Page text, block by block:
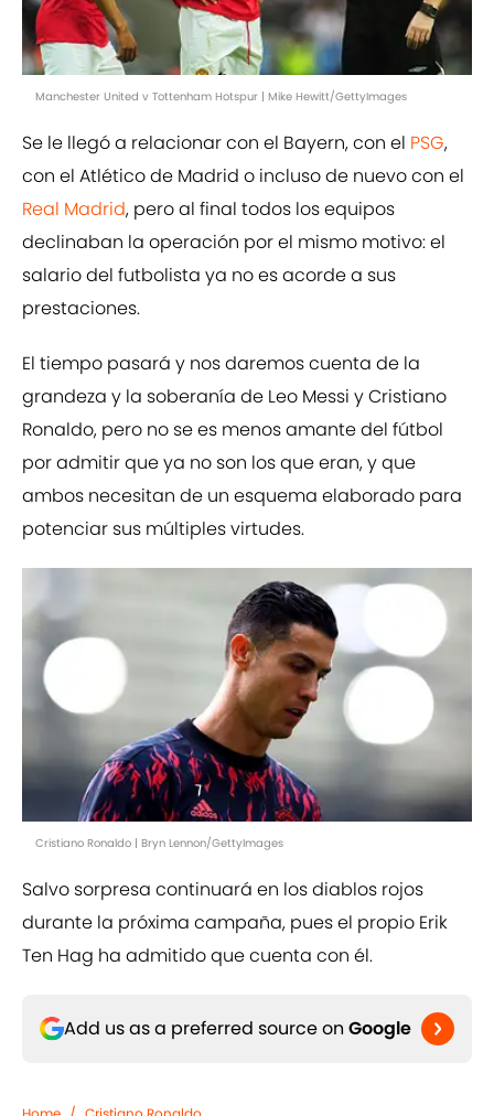
Manchester United v Tottenham Hotspur | Mike Hewitt/GettyImages
Se le llegó a relacionar con el Bayern, con el PSG,
con el Atlético de Madrid o incluso de nuevo con el
Real Madrid, pero al final todos los equipos
declinaban la operación por el mismo motivo: el
salario del futbolista ya no es acorde a sus
prestaciones.
El tiempo pasará y nos daremos cuenta de la
grandeza y la soberanía de Leo Messi y Cristiano
Ronaldo, pero no se es menos amante del fútbol
por admitir que ya no son los que eran, y que
ambos necesitan de un esquema elaborado para
potenciar sus múltiples virtudes.
Cristiano Ronaldo | Bryn Lennon/GettyImages
Salvo sorpresa continuará en los diablos rojos
durante la próxima campaña, pues el propio Erik
Ten Hag ha admitido que cuenta con él.
Add us as a preferred source on Google